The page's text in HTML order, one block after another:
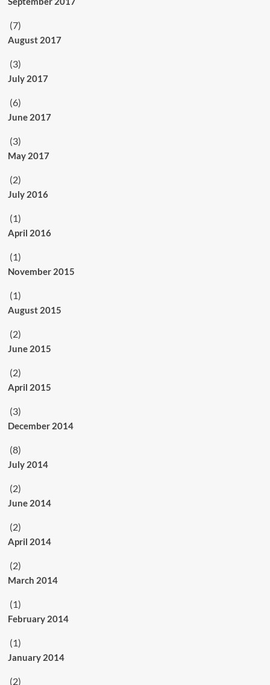
(7)
August 2017
(3)
July 2017
(6)
June 2017
(3)
May 2017
(2)
July 2016
(1)
April 2016
(1)
November 2015
(1)
August 2015
(2)
June 2015
(2)
April 2015
(3)
December 2014
(8)
July 2014
(2)
June 2014
(2)
April 2014
(2)
March 2014
(1)
February 2014
(1)
January 2014
(2)